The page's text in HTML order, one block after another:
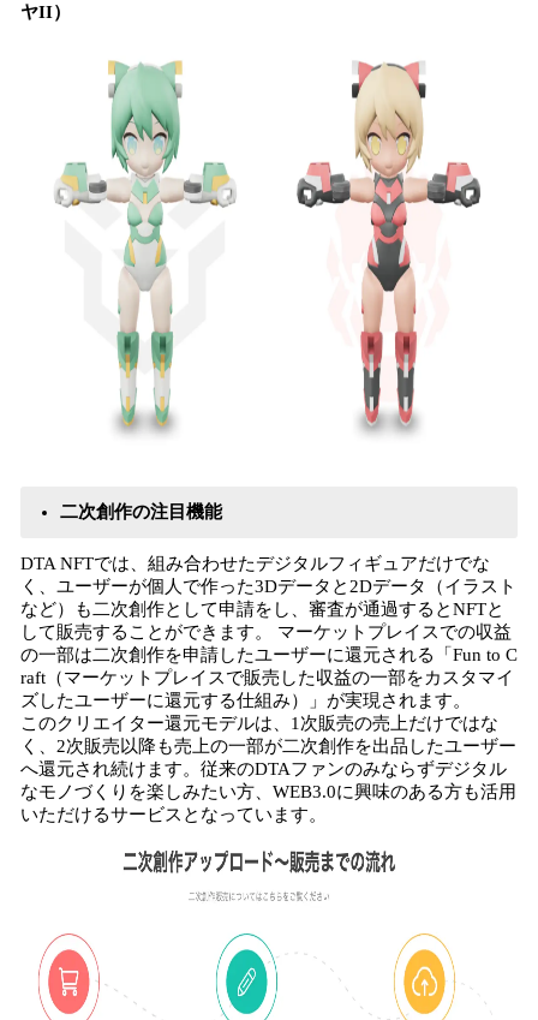
ヤII）
二次創作の注目機能
DTA NFTでは、組み合わせたデジタルフィギュアだけでな
く、ユーザーが個人で作った3Dデータと2Dデータ（イラスト
など）も二次創作として申請をし、審査が通過するとNFTと
して販売することができます。 マーケットプレイスでの収益
の一部は二次創作を申請したユーザーに還元される「Fun to C
raft（マーケットプレイスで販売した収益の一部をカスタマイ
ズしたユーザーに還元する仕組み）」が実現されます。
このクリエイター還元モデルは、1次販売の売上だけではな
く、2次販売以降も売上の一部が二次創作を出品したユーザー
へ還元され続けます。従来のDTAファンのみならずデジタル
なモノづくりを楽しみたい方、WEB3.0に興味のある方も活用
いただけるサービスとなっています。